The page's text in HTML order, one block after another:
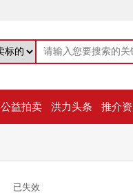
公益拍卖 洪力头条 推介
已失效